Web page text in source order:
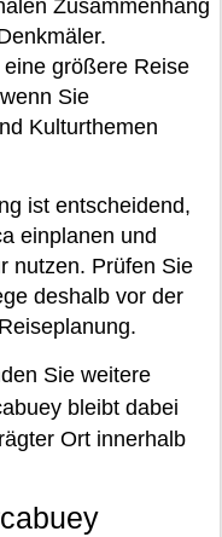
Zusammenhang
größere Reise
Sie
Kulturthemen
ist entscheidend,
einplanen und
nutzen. Prüfen Sie
deshalb vor der
Sie weitere
bleibt dabei
Ort innerhalb